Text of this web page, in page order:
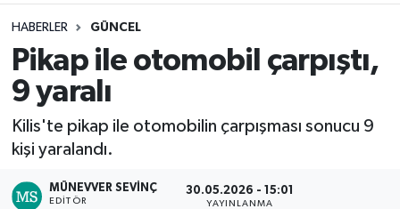
HABERLER GÜNCEL
Pikap ile otomobil çarpıştı,
9 yaralı
Kilis'te pikap ile otomobilin çarpışması sonucu 9
kişi yaralandı.
MÜNEVVER SEVINÇ
EDITÖR
30.05.2026 - 15:01
YAYINLANMA
Ekonomi
Şırnak
Yaşam
Sağlık
Şirnak Namaz Vakitleri
Şırnak Trafik Yoğunluk Haritası
Süper Lig Puan Durumu ve Fikstür
Tüm Manşetler